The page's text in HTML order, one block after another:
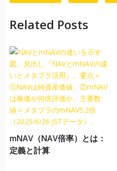
Related Posts
mNAV（NAV倍率）とは：
定義と計算